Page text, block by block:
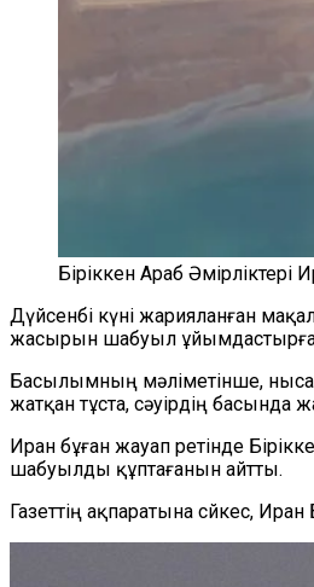
Біріккен Араб
Дүйсенбі күні жарияланған
жасырын шабуыл
Басылымның мәліметінше,
жатқан тұста, сәуірдің
Иран бұған жауап ретінде
шабуылды құптағанын айтты.
Газеттің ақпаратына сйкес,